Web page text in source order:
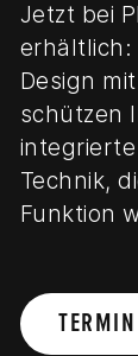
Jetzt bei
erhältlich:
Design
schützen
Technik,
Funktion